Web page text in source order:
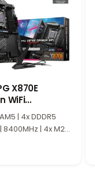
подключение.
выбором для
прочную основу
X870E
WiFi
Плата
| 4x DDDR5
8400MHz | 4x M2 |